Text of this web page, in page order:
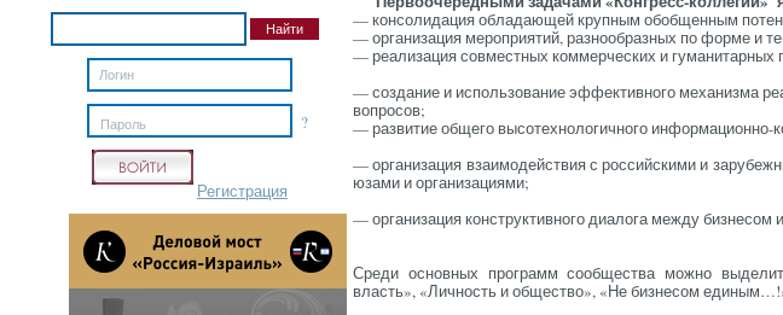
— кон­со­ли­дация об­ла­да­ющей круп­ным обоб­щенным
— ор­га­ни­за­ция ме­роп­ри­ятий, раз­но­об­раз­ных по фор­ме и
— ре­али­за­ция сов­мес­тных ком­мер­чес­ких и гу­ма­ни­тар­ных
— соз­да­ние и ис­поль­зо­вание эф­фек­тив­но­го ме­ха­низ­ма
воп­ро­сов;
— раз­ви­тие об­ще­го вы­сотех­но­логич­но­го ин­фор­ма­ци­он­но­-
— ор­га­ни­за­ция вза­имо­дей­ствия с рос­сий­ски­ми и
юза­ми и ор­га­низа­ци­ями;
— ор­га­низа­ция конс­трук­тивно­го ди­ало­га меж­ду биз­не­сом
Сре­ди ос­новных прог­рамм со­об­щес­тва мож­но
власть», «Лич­ность и об­щес­тво», «Не биз­не­сом
?
Пароль
Регистрация